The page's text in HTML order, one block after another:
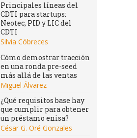
Principales líneas del
CDTI para startups:
Neotec, PID y LIC del
CDTI
Silvia Cóbreces
Cómo demostrar tracción
en una ronda pre-seed
más allá de las ventas
Miguel Álvarez
¿Qué requisitos base hay
que cumplir para obtener
un préstamo enisa?
César G. Oré Gonzales